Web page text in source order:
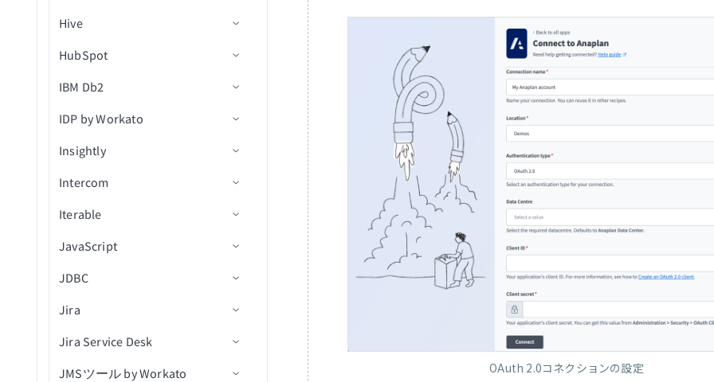
ファイルURLを使用してフ
ァイルをアップロード
通話文字起こしを検索
通話を検索
ユーザーを検索
実行
ジョブIDで行のバッチを取
終日イベントを作成
カレンダーを作成
IDでカレンダーを取得
カレンダーを一覧表示
タスクを作成
タスクを更新
更新
ファイルストリーミングで
オブジェクトをアップロー
ド
ファイル権限を取得
ファイル権限を一覧表示
ファイル権限を削除
ファイル/フォルダの名前変
検索
ファイル権限を更新
ファイルのアップロード
ム）
Team Drive内のシートの新
規/更新済み行
行を一括更新
新規管理者アクティビティ
ティビティイベント
新規ユーザーイベント
アクション
レコードの追加
レコードの削除
レコードを取得
モバイルデバイス
レコードを検索
データを転送
レコードの更新
トリガー
新規ウェビナーセッション
アクション
ウェビナー詳細を取得
セッションから参加者を取
コネクション設定
トリガー
新規オブジェクト
新規オブジェクト（v3）
新規/更新済みオブジェクト
アクション
オブジェクトの作成
オブジェクトを作成（v3）
添付ファイルを作成（v3）
オブジェクトの更新
オブジェクトを更新（v3）
オブジェクトの検索
オブジェクトを検索（v3）
IDでオブジェクトを取得
申請を進める
オブジェクトタイプ
Greenhouseコネクションをv3
応範囲
Hive
コネクション設定
トリガー
新規/更新済みレコード
アクション
レコードの更新
レコードの作成
IDによるレコード詳細の取
適用
レコードを一覧表示
HubSpot
コネクション設定
Custom OAuth profiles
スコープ
トリガー
新規レコード
新規レコード（バッチ）
新規/更新済みレコード
新規/更新済みレコード（バ
アクション
レコードを取得
レコードを検索（バッチ）
レコードの作成
レコードを作成（バッチ）
レコードの更新
レコードを更新（バッチ）
IBM Db2
コネクション設定
アクション
行を挿入
行をアップサート
行を選択
カスタムSQLを使用した行
IDP by Workato
信頼度スコア
アクション
ドキュメントを処理
ドキュメントを分類
Insightly
コネクション設定
トリガー
新規連絡先
新規組織
組織が更新済み
更新された商談
アクション
連絡先を作成
商談を作成
イベントを作成
Intercom
コネクション設定
トリガー
新規会社
新規会話
新規ユーザー
アクション
ユーザーをアーカイブ
ユーザーを作成/更新
Iterable
コネクション設定
トリガー
アクション
JavaScript
入力フィールドの定義
出力フィールドの定義
Javascript FAQ
JDBC
コネクション設定
トリガー
新規行
アクション
Jira
コネクション設定
トリガー
Jira Service Desk
コネクション設定
JMSツール by Workato
OAuth 2.0コネクションの設定